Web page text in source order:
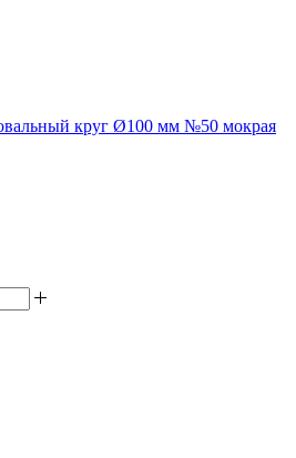
круг Ø100 мм №50 мокрая